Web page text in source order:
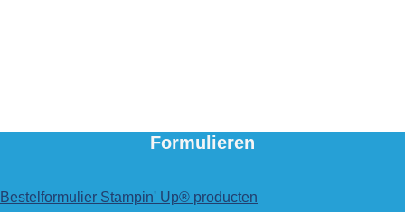
Formulieren
Bestelformulier Stampin' Up® producten